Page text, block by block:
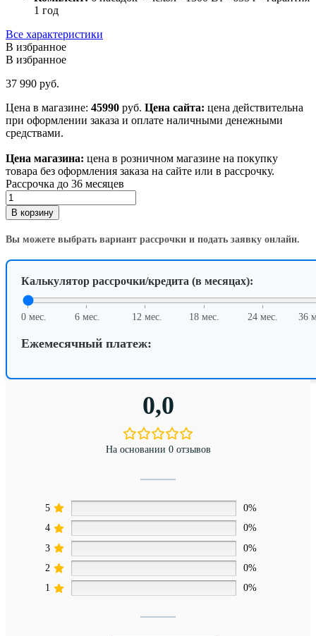
1 год
Все характеристики
В избранное
В избранное
37 990 руб.
Цена в магазине: 45990 руб. Цена сайта: цена действительна
при оформлении заказа и оплате наличными денежными
средствами.
Цена магазина: цена в розничном магазине на покупку
товара без оформления заказа на сайте или в рассрочку.
Рассрочка до 36 месяцев
Количество
товара
Стайлер
Dyson
Airwrap
HS08,
Pink/Rose
Gold
В корзину
Вы можете выбрать вариант рассрочки и подать заявку онлайн.
Калькулятор рассрочки/кредита (в месяцах):
0 мес. 6 мес. 12 мес. 18 мес. 24 мес. 36
Ежемесячный платеж:
0,0
На основании 0 отзывов
5
0%
4
0%
3
0%
2
0%
1
0%